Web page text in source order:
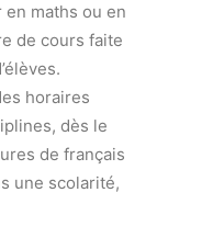
maths ou en
de cours faite
horaires
dès le
de français
une scolarité,